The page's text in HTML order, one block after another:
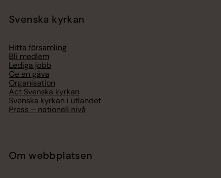
Svenska kyrkan
Hitta församling
Bli medlem
Lediga jobb
Ge en gåva
Organisation
Act Svenska kyrkan
Svenska kyrkan i utlandet
Press – nationell nivå
Om webbplatsen